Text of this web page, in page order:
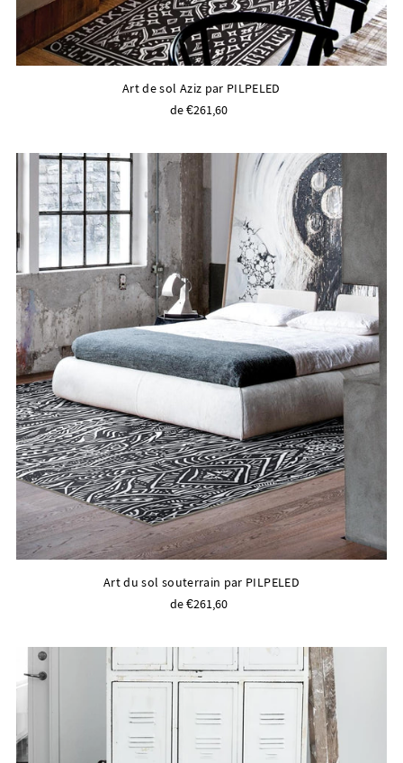
Art de sol Aziz par PILPELED
de €261,60
Art du sol souterrain par PILPELED
de €261,60